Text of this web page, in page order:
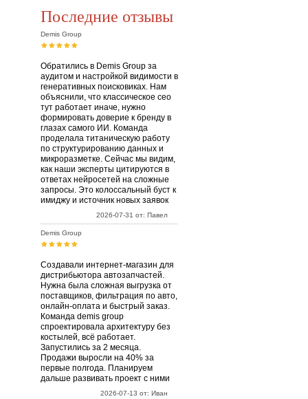
Последние отзывы
Demis Group
Обратились в Demis Group за
аудитом и настройкой видимости в
генеративных поисковиках. Нам
объяснили, что классическое сео
тут работает иначе, нужно
формировать доверие к бренду в
глазах самого ИИ. Команда
проделала титаническую работу
по структурированию данных и
микроразметке. Сейчас мы видим,
как наши эксперты цитируются в
ответах нейросетей на сложные
запросы. Это колоссальный буст к
имиджу и источник новых заявок
2026-07-31 от: Павел
Demis Group
Создавали интернет-магазин для
дистрибьютора автозапчастей.
Нужна была сложная выгрузка от
поставщиков, фильтрация по авто,
онлайн-оплата и быстрый заказ.
Команда demis group
спроектировала архитектуру без
костылей, всё работает.
Запустились за 2 месяца.
Продажи выросли на 40% за
первые полгода. Планируем
дальше развивать проект с ними
2026-07-13 от: Иван